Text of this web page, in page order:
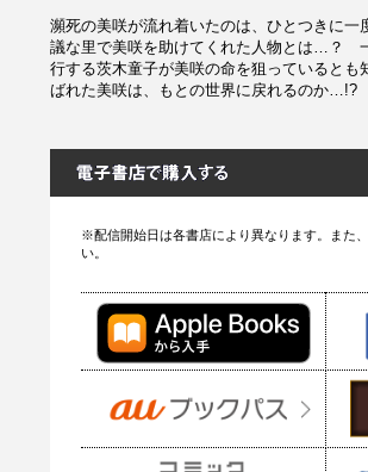
瀕死の美咲が流れ着いたのは、ひとつきに
議な里で美咲を助けてくれた人物とは…？
行する茨木童子が美咲の命を狙っていると
ばれた美咲は、もとの世界に戻れるのか…!?
※配信開始日は各書店により異なります。また
い。